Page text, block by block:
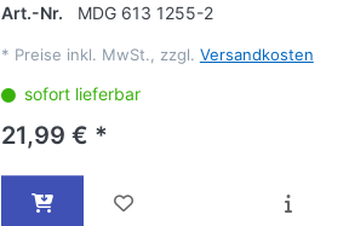
Art.-Nr. MDG 613 1255-2
* Preise inkl. MwSt., zzgl. Versandkosten
sofort lieferbar
21,99 € *